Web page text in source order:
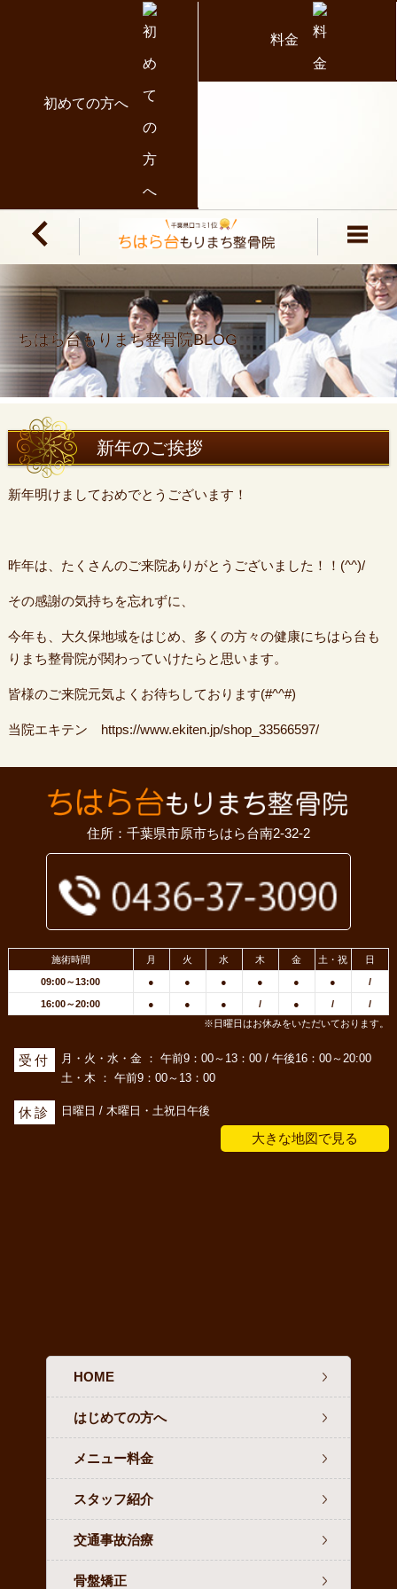
初めての方へ
料金
ちはら台もりまち整骨院BLOG
新年のご挨拶
新年明けましておめでとうございます！
昨年は、たくさんのご来院ありがとうございました！！(^^)/
その感謝の気持ちを忘れずに、
今年も、大久保地域をはじめ、多くの方々の健康にちはら台も
りまち整骨院が関わっていけたらと思います。
皆様のご来院元気よくお待ちしております(#^^#)
当院エキテン https://www.ekiten.jp/shop_33566597/
住所：千葉県市原市ちはら台南2-32-2
施術時間 月 火 水 木 金 土・祝 日
09:00～13:00 ● ● ● ● ● ● /
16:00～20:00 ● ● ● / ● /
/
※日曜日はお休みをいただいております。
受付
月・火・水・金 ： 午前9：00～13：00 / 午後16：00～20:00
土・木 ： 午前9：00～13：00
休診 日曜日 / 木曜日・土祝日午後
大きな地図で見る
HOME
はじめての方へ
メニュー料金
スタッフ紹介
交通事故治療
骨盤矯正